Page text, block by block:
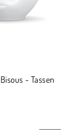
- Tassen